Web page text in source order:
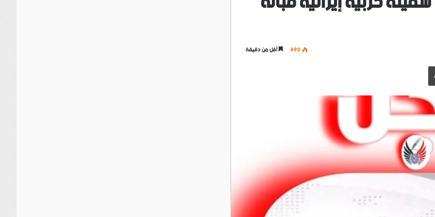
690
أقل من دقيقة
طباعة